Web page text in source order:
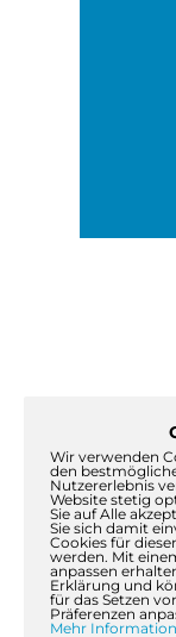
Wir verwenden
den
Nutzererlebnis
Website stetig
Sie auf Alle
Sie sich damit
Cookies für
werden. Mit
anpassen
Erklärung und
für das Setzen
Präferenzen
Mehr